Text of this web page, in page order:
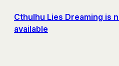
Cthulhu Lies Dreaming is
available